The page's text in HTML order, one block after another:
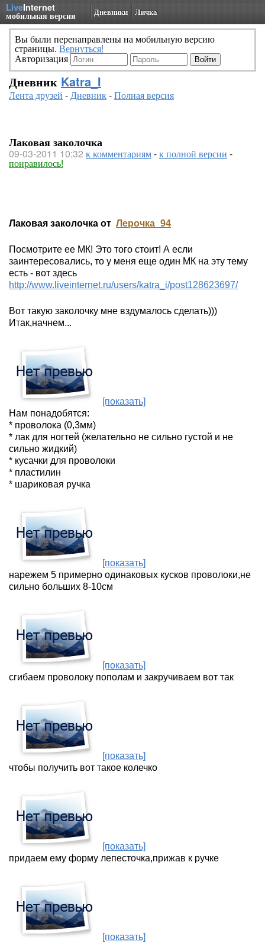
LiveInternet
мобильная версия Дневники Личка
Вы были перенаправлены на мобильную версию
страницы. Вернуться!
Авторизация
Дневник Katra_I
Лента друзей -Дневник-Полная версия
Лаковая заколочка
09-03-2011 10:32 к комментариям-к полной версии -
понравилось!
Лаковая заколочка от Лерочка_94
Посмотрите ее МК! Это того стоит! А если
заинтересовались, то у меня еще один МК на эту тему
есть - вот здесь
http://www.liveinternet.ru/users/katra_i/post128623697/
Вот такую заколочку мне вздумалось сделать)))
Итак,начнем...
[показать]
Нам понадобятся:
* проволока (0,3мм)
* лак для ногтей (желательно не сильно густой и не
сильно жидкий)
* кусачки для проволоки
* пластилин
* шариковая ручка
[показать]
нарежем 5 примерно одинаковых кусков проволоки,не
сильно больших 8-10см
[показать]
сгибаем проволоку пополам и закручиваем вот так
[показать]
чтобы получить вот такое колечко
[показать]
придаем ему форму лепесточка,прижав к ручке
[показать]